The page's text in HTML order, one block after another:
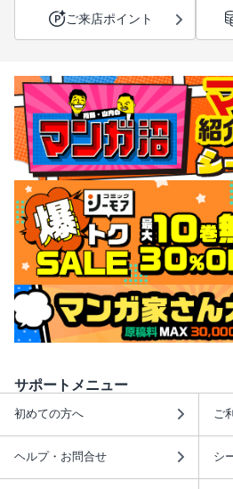
ご来店ポイント
サポートメニュー
初めての方へ ご
ヘルプ・お問合せ シ